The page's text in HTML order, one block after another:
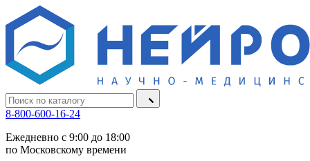
8-800-600-16-24
Ежедневно с 9:00 до 18:00
по Московскому времени